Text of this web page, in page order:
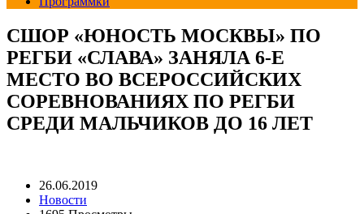
СШОР «ЮНОСТЬ МОСКВЫ» ПО
РЕГБИ «СЛАВА» ЗАНЯЛА 6-Е
МЕСТО ВО ВСЕРОССИЙСКИХ
СОРЕВНОВАНИЯХ ПО РЕГБИ
СРЕДИ МАЛЬЧИКОВ ДО 16 ЛЕТ
26.06.2019
Новости